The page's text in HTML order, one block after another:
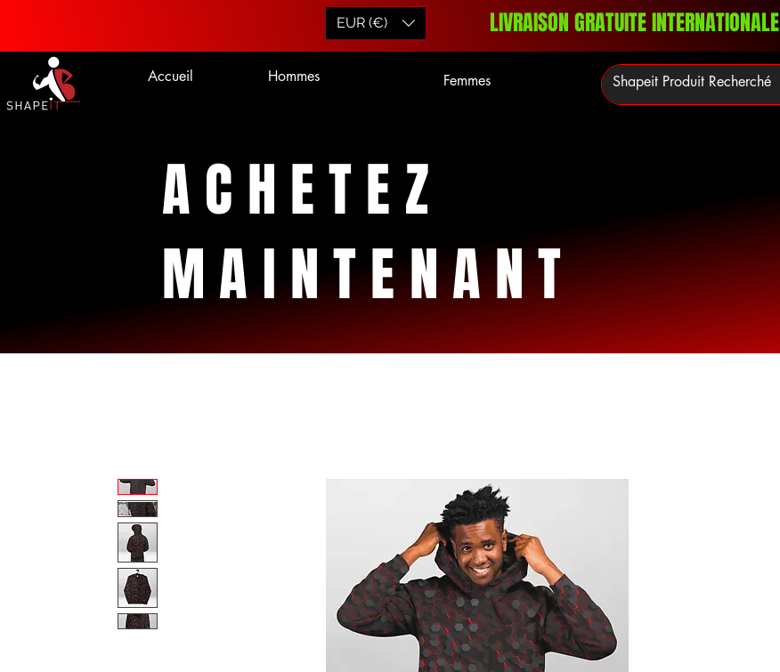
EUR (€) LIVRAISON GRATUITE INTERNATIONALE
Accueil Hommes Femmes
ACHETEZ
MAINTENANT